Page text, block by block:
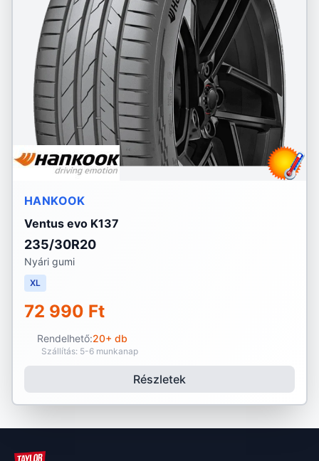
HANKOOK
Ventus evo K137
235/30R20
Nyári gumi
XL
72 990 Ft
Rendelhető:20+ db
Szállítás: 5-6 munkanap
Részletek